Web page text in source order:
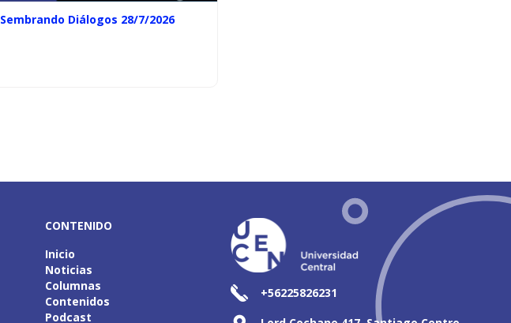
Sembrando Diálogos 28/7/2026
CONTENIDO
Inicio
Noticias
Columnas
Contenidos
Podcast
+56225826231